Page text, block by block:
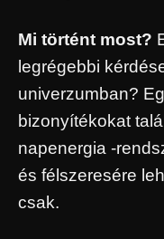
Mi történt most?
legrégebbi
univerzumban?
bizonyítékokat
napenergia -
és félszeresére
csak.